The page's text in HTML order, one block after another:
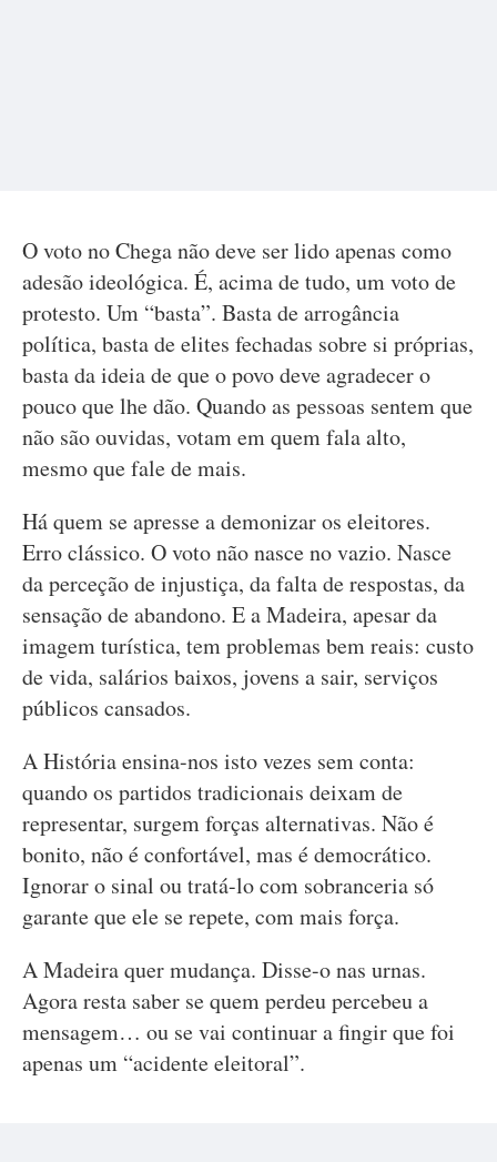
O voto no Chega não deve ser lido apenas como
adesão ideológica. É, acima de tudo, um voto de
protesto. Um “basta”. Basta de arrogância
política, basta de elites fechadas sobre si próprias,
basta da ideia de que o povo deve agradecer o
pouco que lhe dão. Quando as pessoas sentem que
não são ouvidas, votam em quem fala alto,
mesmo que fale de mais.
Há quem se apresse a demonizar os eleitores.
Erro clássico. O voto não nasce no vazio. Nasce
da perceção de injustiça, da falta de respostas, da
sensação de abandono. E a Madeira, apesar da
imagem turística, tem problemas bem reais: custo
de vida, salários baixos, jovens a sair, serviços
públicos cansados.
A História ensina-nos isto vezes sem conta:
quando os partidos tradicionais deixam de
representar, surgem forças alternativas. Não é
bonito, não é confortável, mas é democrático.
Ignorar o sinal ou tratá-lo com sobranceria só
garante que ele se repete, com mais força.
A Madeira quer mudança. Disse-o nas urnas.
Agora resta saber se quem perdeu percebeu a
mensagem… ou se vai continuar a fingir que foi
apenas um “acidente eleitoral”.